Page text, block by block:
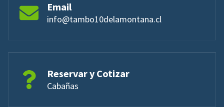
Email
info@tambo10delamontana.cl
Reservar y Cotizar
Cabañas